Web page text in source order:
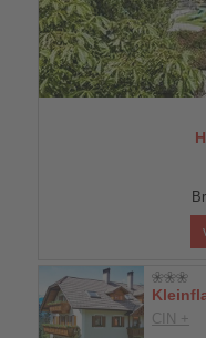
CIN +